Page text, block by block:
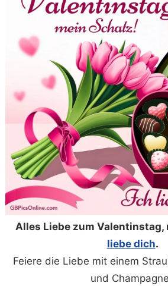
Alles Liebe zum Valentinstag,
liebe dich.
Feiere die Liebe mit einem
und